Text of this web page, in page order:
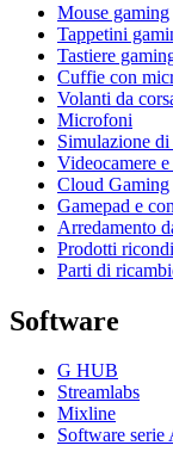
Mouse gaming
Tappetini
Tastiere
Cuffie con
Volanti da
Microfoni
Simulazione
Videocamere
Cloud Gaming
Gamepad e
Arredamento
Prodotti
Parti di
Software
G HUB
Streamlabs
Mixline
Software serie